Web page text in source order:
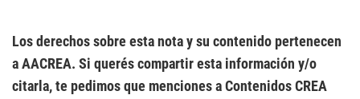
Los derechos sobre esta nota y su contenido pertenecen
a AACREA. Si querés compartir esta información y/o
citarla, te pedimos que menciones a Contenidos CREA